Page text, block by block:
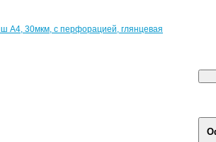
А4, 30мкм, с перфорацией, глянцевая